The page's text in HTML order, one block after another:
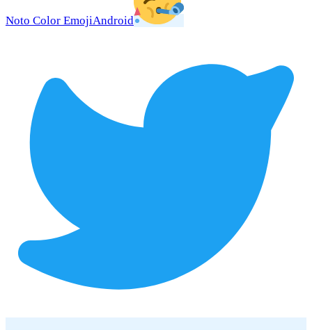
Noto Color EmojiAndroid